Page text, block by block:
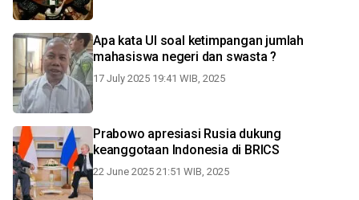
Apa kata UI soal ketimpangan jumlah
mahasiswa negeri dan swasta ?
17 July 2025 19:41 WIB, 2025
Prabowo apresiasi Rusia dukung
keanggotaan Indonesia di BRICS
22 June 2025 21:51 WIB, 2025